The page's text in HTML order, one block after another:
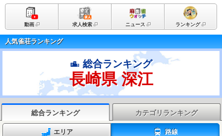
動画 求人検索 ニュース ランキング
人気雀荘ランキング
総合ランキング
長崎県 深江
総合ランキング カテゴリランキング
エリア 路線